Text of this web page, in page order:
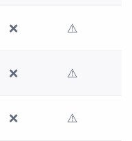
❌ ⚠️
❌ ⚠️
❌ ⚠️